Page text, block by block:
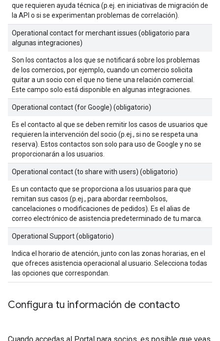
que requieren ayuda técnica (p.ej. en iniciativas de migración de
la API o si se experimentan problemas de correlación).
Operational contact for merchant issues (obligatorio para
algunas integraciones)
Son los contactos a los que se notificará sobre los problemas
de los comercios, por ejemplo, cuando un comercio solicita
quitar a un socio con el que no tiene una relación comercial.
Este campo solo está disponible en algunas integraciones.
Operational contact (for Google) (obligatorio)
Es el contacto al que se deben remitir los casos de usuarios que
requieren la intervención del socio (p.ej., si no se respeta una
reserva). Estos contactos son solo para uso de Google y no se
proporcionarán a los usuarios.
Operational contact (to share with users) (obligatorio)
Es un contacto que se proporciona a los usuarios para que
remitan sus casos (p.ej., para abordar reembolsos,
cancelaciones o modificaciones de pedidos). Es el alias de
correo electrónico de asistencia predeterminado de tu marca.
Operational Support (obligatorio)
Indica el horario de atención, junto con las zonas horarias, en el
que ofreces asistencia operacional al usuario. Selecciona todas
las opciones que correspondan.
Configura tu información de contacto